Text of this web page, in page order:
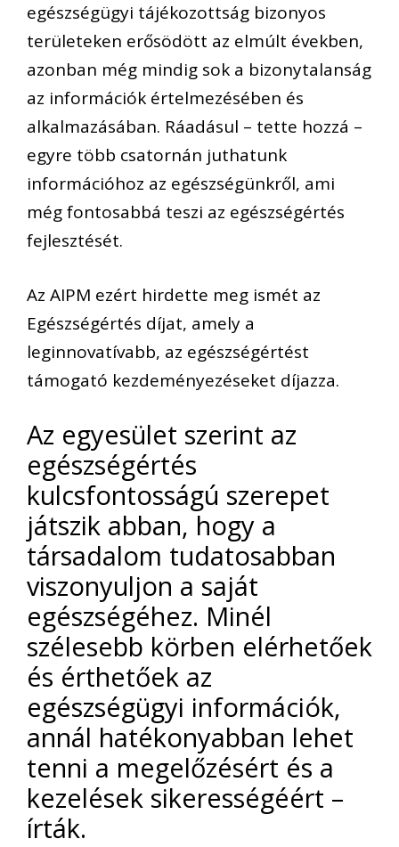
egészségügyi tájékozottság bizonyos
területeken erősödött az elmúlt években,
azonban még mindig sok a bizonytalanság
az információk értelmezésében és
alkalmazásában. Ráadásul – tette hozzá –
egyre több csatornán juthatunk
információhoz az egészségünkről, ami
még fontosabbá teszi az egészségértés
fejlesztését.
Az AIPM ezért hirdette meg ismét az
Egészségértés díjat, amely a
leginnovatívabb, az egészségértést
támogató kezdeményezéseket díjazza.
Az egyesület szerint az
egészségértés
kulcsfontosságú szerepet
játszik abban, hogy a
társadalom tudatosabban
viszonyuljon a saját
egészségéhez. Minél
szélesebb körben elérhetőek
és érthetőek az
egészségügyi információk,
annál hatékonyabban lehet
tenni a megelőzésért és a
kezelések sikerességéért –
írták.